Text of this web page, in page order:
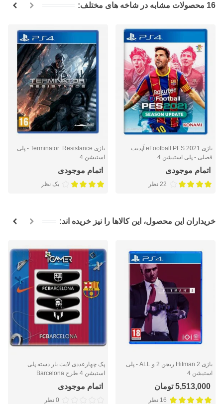
16 محصولات مشابه در شاخه های مختلف:
بازی eFootball PES 2021 آپدیت
فصلی - پلی استیشن 4
اتمام موجودی
22 نظر
بازی Terminator: Resistance - پلی
استیشن 4
اتمام موجودی
یک نظر
خریداران این محصول، این کالاها را نیز خریده اند:
بازی Hitman 2 ریجن 2 و ALL - پلی
استیشن 4
5,513,000 تومان
16 نظر
پک چهارعددی لایت بار دسته پلی
استیشن 4 طرح Barcelona
اتمام موجودی
0 نظر